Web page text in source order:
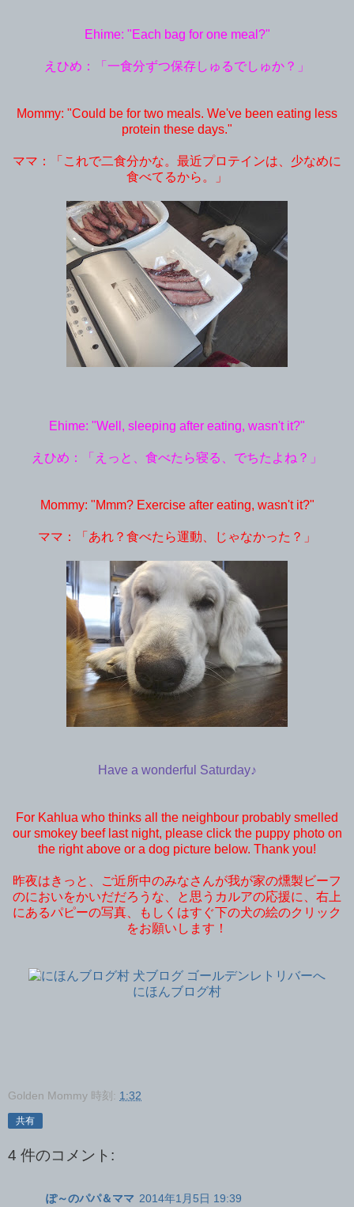
Ehime: "Each bag for one meal?"
えひめ：「一食分ずつ保存しゅるでしゅか？」
Mommy: "Could be for two meals. We've been eating less
protein these days."
ママ：「これで二食分かな。最近プロテインは、少なめに
食べてるから。」
Ehime: "Well, sleeping after eating, wasn't it?"
えひめ：「えっと、食べたら寝る、でちたよね？」
Mommy: "Mmm? Exercise after eating, wasn't it?"
ママ：「あれ？食べたら運動、じゃなかった？」
Have a wonderful Saturday♪
For Kahlua who thinks all the neighbour probably smelled
our smokey beef last night, please click the puppy photo on
the right above or a dog picture below. Thank you!
昨夜はきっと、ご近所中のみなさんが我が家の燻製ビーフ
のにおいをかいだだろうな、と思うカルアの応援に、右上
にあるパピーの写真、もしくはすぐ下の犬の絵のクリック
をお願いします！
にほんブログ村
Golden Mommy 時刻: 1:32
共有
4 件のコメント:
ぽ～のパパ＆ママ 2014年1月5日 19:39